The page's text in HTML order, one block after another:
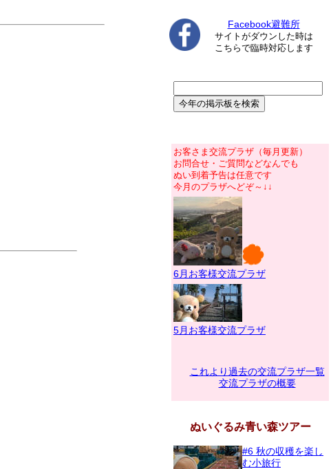
Facebook避難所
サイトがダウンした時は
こちらで臨時対応します
お客さま交流プラザ（毎月更新）
お問合せ・ご質問などなんでも
ぬい到着予告は任意です
今月のプラザへどぞ～↓↓
6月お客様交流プラザ
5月お客様交流プラザ
これより過去の交流プラザ一覧
交流プラザの概要
ぬいぐるみ青い森ツアー
#6 秋の収穫を楽し
む小旅行